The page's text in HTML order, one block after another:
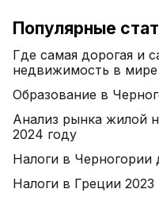
Популярные
Где самая дорогая и
недвижимость в мире
Образование в
Анализ рынка жилой
2024 году
Налоги в Черногории
Налоги в Греции 2023